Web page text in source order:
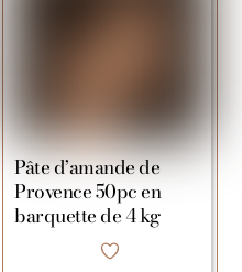
Pâte d’amande de
Provence 50pc en
barquette de 4 kg